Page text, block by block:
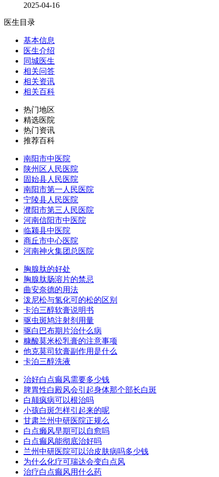
2025-04-16
医生目录
基本信息
医生介绍
同城医生
相关问答
相关资讯
相关百科
热门地区
精选医院
热门资讯
推荐百科
南阳市中医院
陕州区人民医院
固始县人民医院
南阳市第一人民医院
宁陵县人民医院
濮阳市第三人民医院
河南信阳市中医院
临颍县中医院
商丘市中心医院
河南神火集团总医院
胸腺肽的好处
胸腺肽肠溶片的禁忌
曲安奈德的用法
泼尼松与氢化可的松的区别
卡泊三醇软膏说明书
驱虫斑鸠注射剂用量
驱白巴布期片治什么病
糠酸莫米松乳膏的注意事项
他克莫司软膏副作用是什么
卡泊三醇洗液
治好白点癫风需要多少钱
脾胃性白殿风会引起身体那个部长白斑
白颠疯病可以根治吗
小孩白斑怎样引起来的呢
甘肃兰州中研医院正规么
白点癞风早期可以自愈吗
白点癫风能彻底治好吗
兰州中研医院可以治皮肤病吗多少钱
为什么化疗可瑞达会变白点风
治疗白点癫风用什么药